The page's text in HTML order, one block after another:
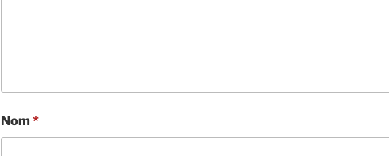
Nom *